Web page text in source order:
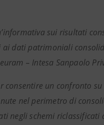
sui risultati
dati patrimoniali
– Intesa Sanpaolo
consentire un confronto
nel perimetro di
negli schemi